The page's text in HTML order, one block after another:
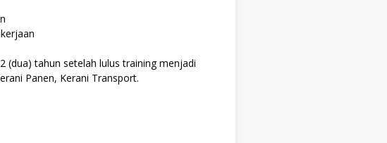
(dua) tahun setelah lulus training menjadi
Panen, Kerani Transport.